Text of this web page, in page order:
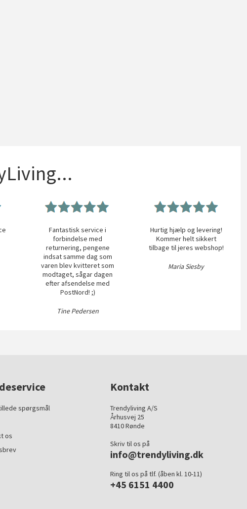
Fantastisk service i
forbindelse med
returnering, pengene
indsat samme dag som
varen blev kvitteret som
modtaget, sågar dagen
efter afsendelse med
PostNord! ;)
Tine Pedersen
Hurtig hjælp og levering!
Kommer helt sikkert
tilbage til jeres webshop!
Maria Siesby
spørgsmål
os
Kontakt
Trendyliving A/S
Århusvej 25
8410 Rønde
Skriv til os på
info@trendyliving.dk
Ring til os på tlf. (åben kl. 10-11)
+45 6151 4400